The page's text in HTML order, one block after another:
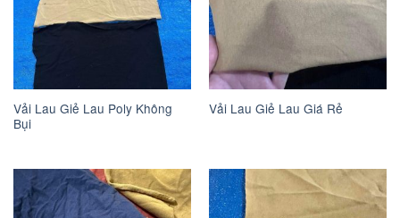
Vải Lau Giẻ Lau Poly Không
Bụi
Vải Lau Giẻ Lau Giá Rẻ